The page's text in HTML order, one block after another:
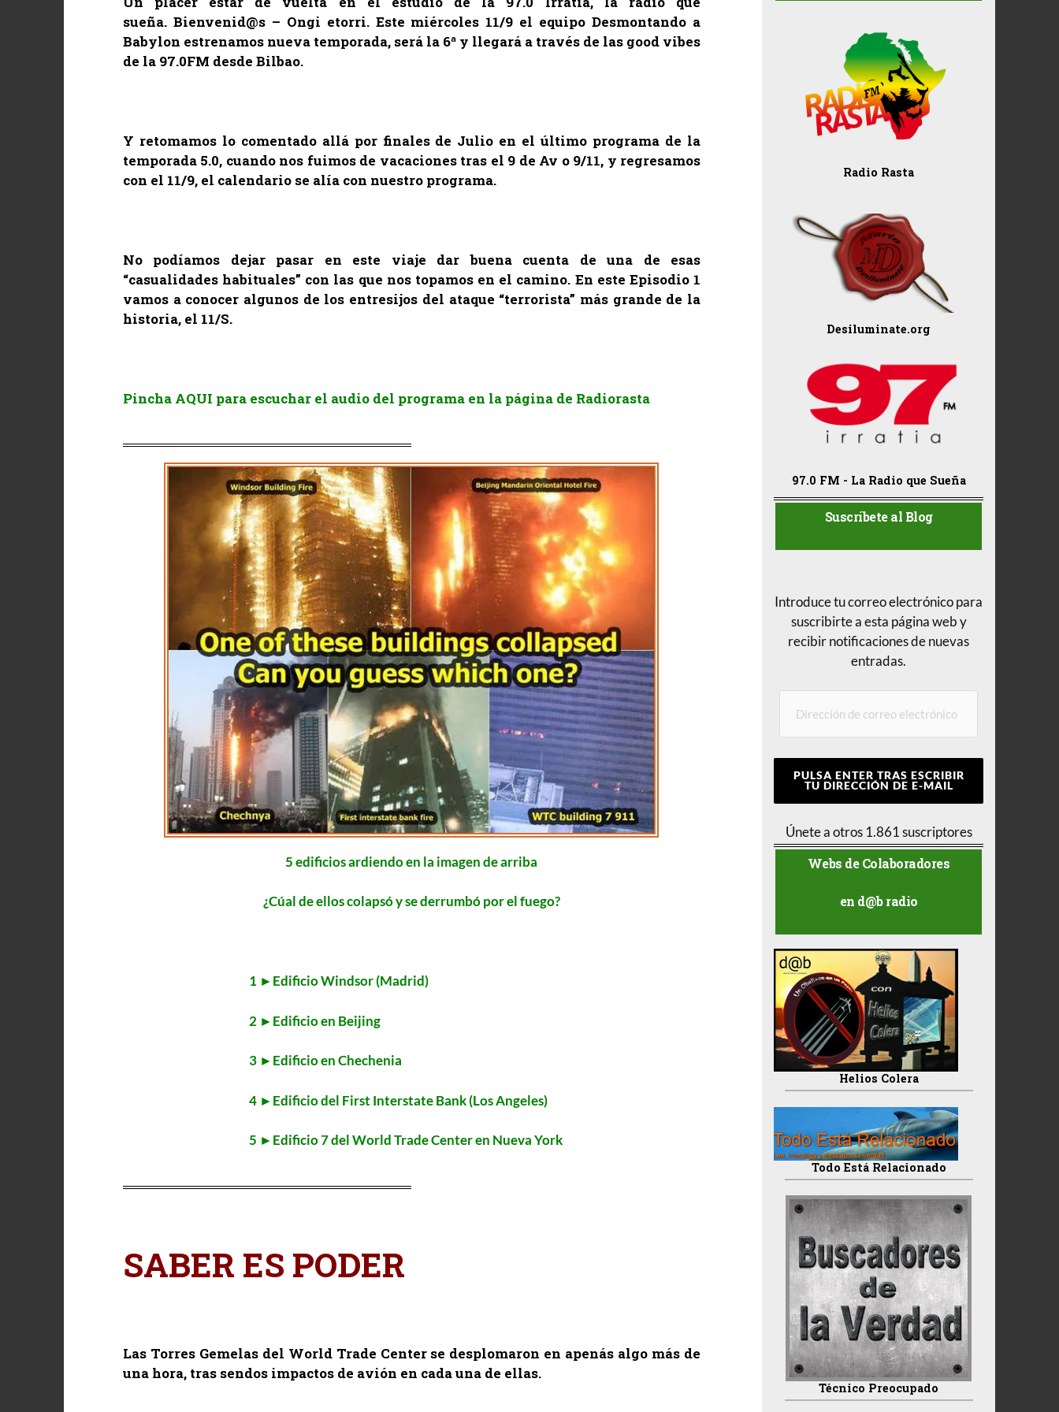
sueña. Bienvenid@s – Ongi etorri. Este miércoles 11/9 el equipoDesmontando a
Babylon estrenamos nueva temporada, será la 6ªy llegará a través de las good vibes
de la 97.0FM desde Bilbao.
Y retomamos lo comentado allá por finales de Julio en el último programa de la
temporada 5.0, cuando nos fuimos de vacaciones tras el 9 de Av o 9/11, y regresamos
con el 11/9, el calendario se alía con nuestro programa.
No podíamos dejar pasar en este viaje dar buena cuenta de una de esas
“casualidades habituales” con las que nos topamos en el camino. En este Episodio 1
vamos a conocer algunos de los entresijos del ataque “terrorista” más grande de la
historia, el 11/S.
Pincha AQUI para escuchar el audio del programa en la página de Radiorasta
5 edificios ardiendo en la imagen de arriba
¿Cúal de ellos colapsó y se derrumbó por el fuego?
1 ►Edificio Windsor (Madrid)
2 ►Edificio en Beijing
3 ►Edificio en Chechenia
4 ►Edificio del First Interstate Bank (Los Angeles)
5 ►Edificio 7 del World Trade Center en Nueva York
SABER ES PODER
Las Torres Gemelas del World Trade Centerse desplomaron en apenás algo más de
una hora, tras sendos impactos de avión en cada una de ellas.
Radio Rasta
Desiluminate.org
97.0 FM - La Radio que Sueña
Suscríbete al Blog
Introduce tu correo electrónico para
suscribirte a esta página web y
recibir notificaciones de nuevas
entradas.
PULSA ENTER TRAS ESCRIBIR
TU DIRECCIÓN DE E-MAIL
Únete a otros 1.861 suscriptores
Webs de Colaboradores
en d@b radio
Helios Colera
Todo Está Relacionado
Técnico Preocupado